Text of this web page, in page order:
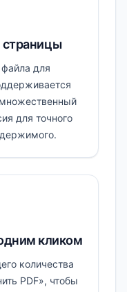
страницы
для
для точного
кликом
количества
PDF», чтобы